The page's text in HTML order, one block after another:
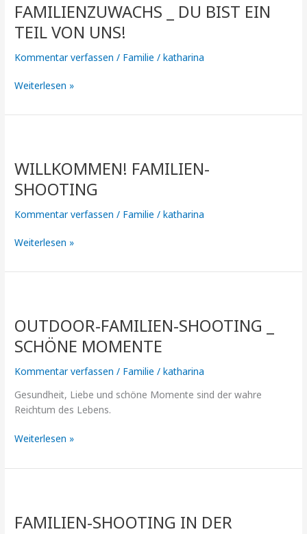
FA­MI­LI­EN­ZU­WACHS _ DU BIST EIN
TEIL VON UNS!
Kommentar verfassen / Familie /katharina
li­
en­
zu­
wachs
Du
ein
uns!
Weiterlesen »
WILLKOMMEN! FAMILIEN-
SHOOTING
Kommentar verfassen / Familie /katharina
Shooting
Weiterlesen »
OUTDOOR-FAMILIEN-SHOOTING _
SCHÖNE MOMENTE
Kommentar verfassen / Familie /katharina
Gesundheit, Liebe und schöne Momente sind der wahre
Reichtum des Lebens.
Shooting
_
Schöne
Momente
Weiterlesen »
FAMILIEN-SHOOTING IN DER
in